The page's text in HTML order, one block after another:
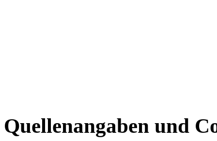
Quellenangaben und